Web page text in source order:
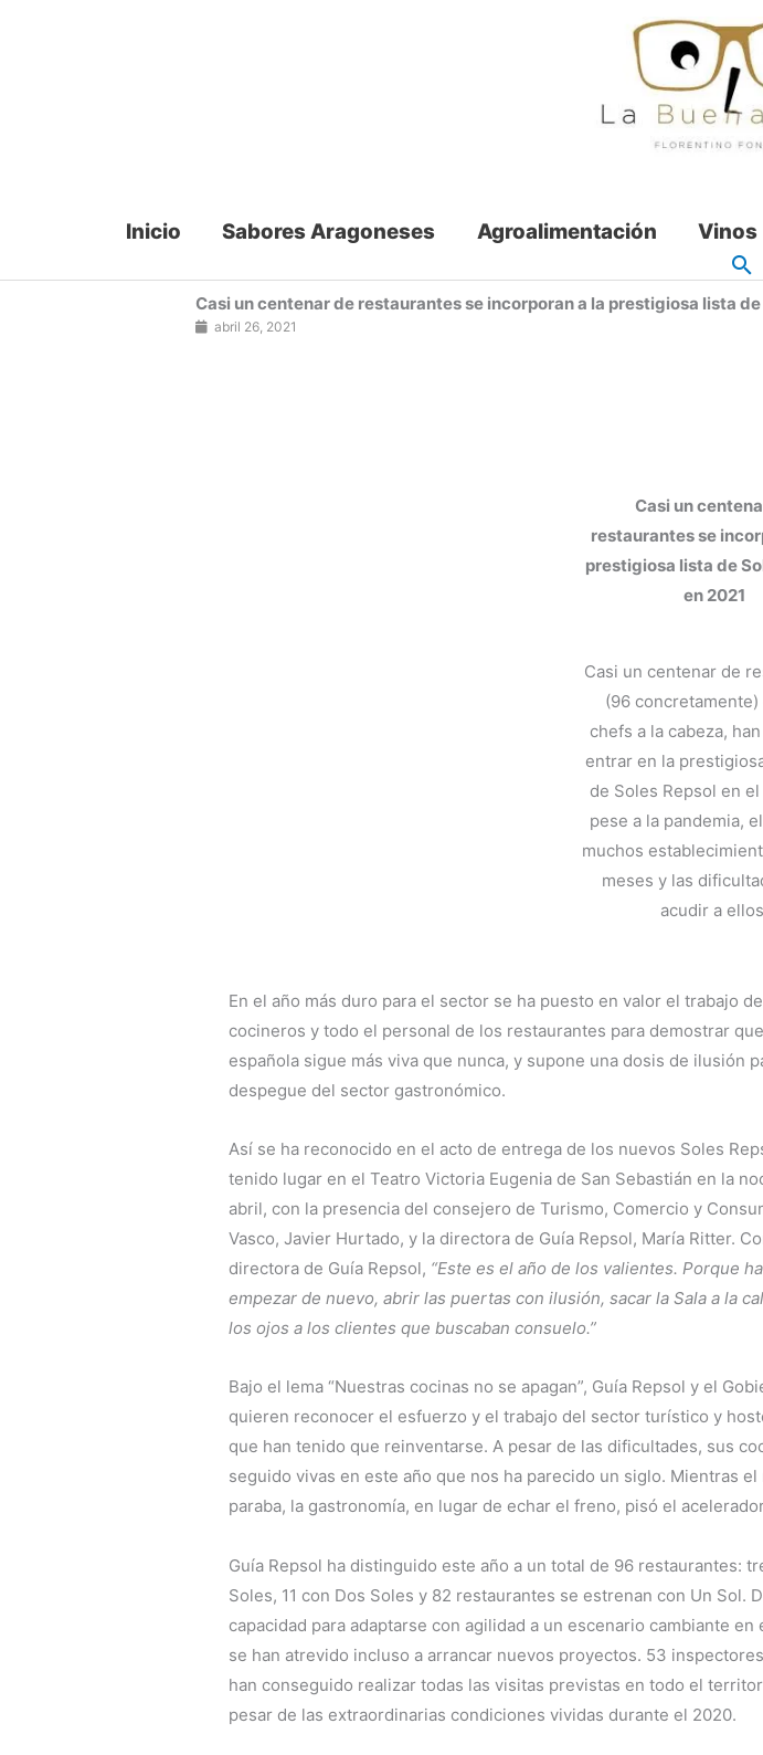
Inicio Sabores Aragoneses Agroalimentación Vinos
Casi un centenar de restaurantes se incorporan a la prestigiosa lista de
abril 26, 2021
Casi un
restaurantes se
prestigiosa lista de
en 2021
Casi un centenar de
(96 concretamente)
chefs a la cabeza,
entrar en la
de Soles Repsol en el
pese a la pandemia,
muchos
meses y las
acudir a
En el año más duro para el sector se ha puesto en valor el trabajo
cocineros y todo el personal de los restaurantes para demostrar
española sigue más viva que nunca, y supone una dosis de ilusión
despegue del sector gastronómico.
Así se ha reconocido en el acto de entrega de los nuevos Soles
tenido lugar en el Teatro Victoria Eugenia de San Sebastián en la
abril, con la presencia del consejero de Turismo, Comercio y
Vasco, Javier Hurtado, y la directora de Guía Repsol, María Ritter.
directora de Guía Repsol, “Este es el año de los valientes. Porque
empezar de nuevo, abrir las puertas con ilusión, sacar la Sala a la
los ojos a los clientes que buscaban consuelo.”
Bajo el lema “Nuestras cocinas no se apagan”, Guía Repsol y el
quieren reconocer el esfuerzo y el trabajo del sector turístico y
que han tenido que reinventarse. A pesar de las dificultades, sus
seguido vivas en este año que nos ha parecido un siglo. Mientras el
paraba, la gastronomía, en lugar de echar el freno, pisó el
Guía Repsol ha distinguido este año a un total de 96 restaurantes:
Soles, 11 con Dos Soles y 82 restaurantes se estrenan con Un Sol.
capacidad para adaptarse con agilidad a un escenario cambiante en
se han atrevido incluso a arrancar nuevos proyectos. 53
han conseguido realizar todas las visitas previstas en todo el
pesar de las extraordinarias condiciones vividas durante el 2020.